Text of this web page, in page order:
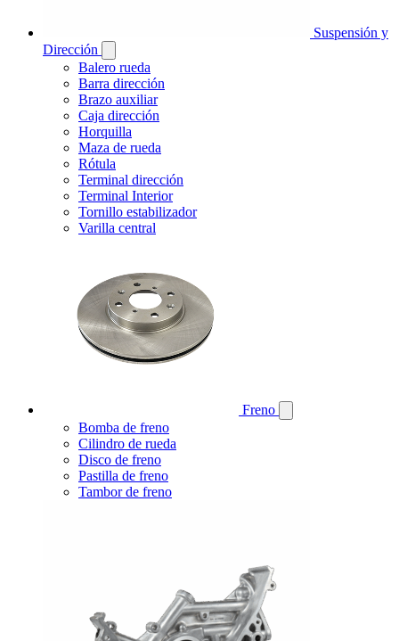
Suspensión y
Dirección
Balero rueda
Barra dirección
Brazo auxiliar
Caja dirección
Horquilla
Maza de rueda
Rótula
Terminal dirección
Terminal Interior
Tornillo estabilizador
Varilla central
Freno
Bomba de freno
Cilindro de rueda
Disco de freno
Pastilla de freno
Tambor de freno